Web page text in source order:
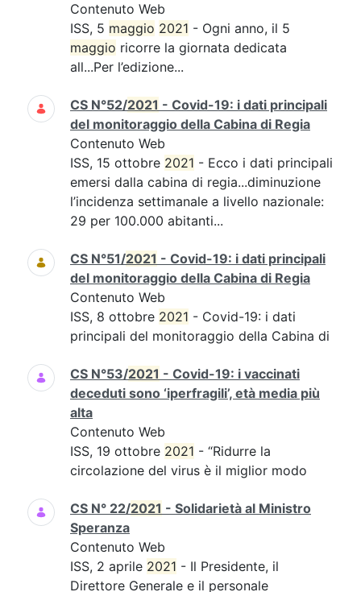
Contenuto Web
ISS, 5 maggio 2021 - Ogni anno, il 5
maggio ricorre la giornata dedicata
all...Per l’edizione...
CS N°52/2021 - Covid-19: i dati principali
del monitoraggio della Cabina di Regia
Contenuto Web
ISS, 15 ottobre 2021 - Ecco i dati principali
emersi dalla cabina di regia...diminuzione
l’incidenza settimanale a livello nazionale:
29 per 100.000 abitanti...
CS N°51/2021 - Covid-19: i dati principali
del monitoraggio della Cabina di Regia
Contenuto Web
ISS, 8 ottobre 2021 - Covid-19: i dati
principali del monitoraggio della Cabina di
CS N°53/2021 - Covid-19: i vaccinati
deceduti sono ‘iperfragili’, età media più
alta
Contenuto Web
ISS, 19 ottobre 2021 - “Ridurre la
circolazione del virus è il miglior modo
CS N° 22/2021 - Solidarietà al Ministro
Speranza
Contenuto Web
ISS, 2 aprile 2021 - Il Presidente, il
Direttore Generale e il personale